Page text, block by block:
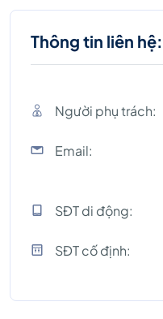
Thông tin liên hệ:
Người phụ trách:
Email:
SĐT di động:
SĐT cố định: